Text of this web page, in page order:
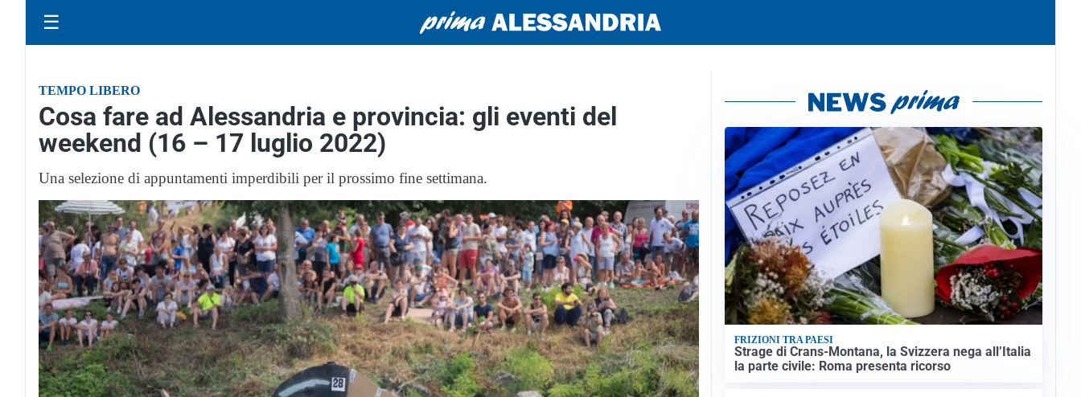
☰
TEMPO LIBERO
Cosa fare ad Alessandria e provincia: gli eventi del
weekend (16 – 17 luglio 2022)
Una selezione di appuntamenti imperdibili per il prossimo fine settimana.
FRIZIONI TRA PAESI
Strage di Crans-Montana, la Svizzera nega all’Italia
la parte civile: Roma presenta ricorso